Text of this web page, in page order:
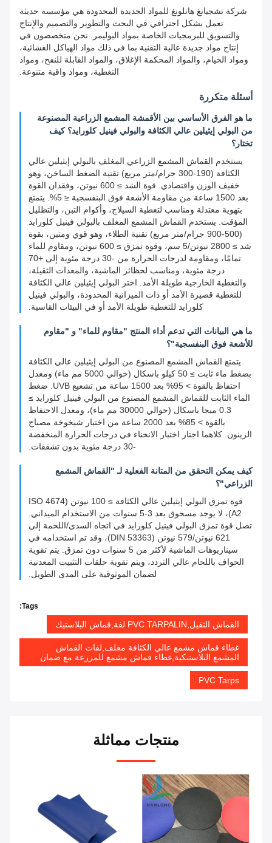
شركة تشجيانغ هانلونغ للمواد الجديدة المحدودة هي مؤسسة حديثة
تعمل بشكل احترافي في البحث والتطوير والتصميم والإنتاج
والتسويق للبرمجيات الخاصة بمواد البوليمر. نحن متخصصون في
إنتاج مواد جديدة عالية التقنية بما في ذلك مواد الهياكل الغشائية،
ومواد الخيام، والمواد المحكمة الإغلاق، والمواد القابلة للنفخ، ومواد
التغطية، ومواد واقية متنوعة.
أسئلة متكررة
ما هو الفرق الأساسي بين الأقمشة المشمع الزراعية المصنوعة
من البولي إيثيلين عالي الكثافة والبولي فينيل كلورايد؟ كيف
تختار؟
يستخدم القماش المشمع الزراعي المغلف بالبولي إيثيلين عالي
الكثافة (190-300 جرام/متر مربع) تقنية الضغط الساخن، وهو
خفيف الوزن واقتصادي. قوة الشد ≥ 600 نيوتن، وفقدان القوة
بعد 1500 ساعة من مقاومة الأشعة فوق البنفسجية ≤ 5%. يتمتع
بتهوية معتدلة ومناسب لتغطية السيلاج، وأكوام التبن، والتظليل
المؤقت. يستخدم القماش المشمع المغلف بالبولي فينيل كلورايد
(500-900 جرام/متر مربع) تقنية الطلاء، وهو قوي ومتين، بقوة
شد ≥ 2800 نيوتن/5 سم، وقوة تمزق ≥ 600 نيوتن، ومقاوم للماء
تمامًا، ومقاومة لدرجات الحرارة من -30 درجة مئوية إلى +70
درجة مئوية، ومناسب لحظائر الماشية، والمعدات الثقيلة،
والتغطية الخارجية طويلة الأمد. اختر البولي إيثيلين عالي الكثافة
للتغطية قصيرة الأمد أو ذات الميزانية المحدودة، والبولي فينيل
كلورايد للتغطية طويلة الأمد أو في البيئات القاسية.
ما هي البيانات التي تدعم أداء المنتج "مقاوم للماء" و "مقاوم
للأشعة فوق البنفسجية"؟
يتمتع القماش المشمع المصنوع من البولي إيثيلين عالي الكثافة
بضغط ماء ثابت ≥ 50 كيلو باسكال (حوالي 5000 مم ماء) ومعدل
احتفاظ بالقوة > 95% بعد 1500 ساعة من تشعيع UVB. ضغط
الماء الثابت للقماش المشمع المصنوع من البولي فينيل كلورايد ≥
0.3 ميجا باسكال (حوالي 30000 مم ماء)، ومعدل الاحتفاظ
بالقوة > 85% بعد 2000 ساعة من اختبار شيخوخة مصباح
الزينون. كلاهما اجتاز اختبار الانحناء في درجات الحرارة المنخفضة
-30 درجة مئوية بدون تشققات.
كيف يمكن التحقق من المتانة الفعلية لـ "القماش المشمع
الزراعي"؟
قوة تمزق البولي إيثيلين عالي الكثافة ≥ 100 نيوتن (ISO 4674
A2)، لا يوجد مسحوق بعد 3-5 سنوات من الاستخدام الميداني.
تصل قوة تمزق البولي فينيل كلورايد في اتجاه السدى/اللحمة إلى
621 نيوتن/579 نيوتن (DIN 53363)، وقد تم استخدامه في
سيناريوهات الماشية لأكثر من 5 سنوات دون تمزق. يتم تقوية
الحواف باللحام عالي التردد، ويتم تقوية حلقات التثبيت المعدنية
لضمان الموثوقية على المدى الطويل.
Tags:
القماش الثقيل,PVC TARPALIN لفة,قماش البلاستيك
غطاء قماش مشمع عالي الكثافة مغلف,لفات القماش
المشمع البلاستيكية,غطاء قماش مشمع للمزرعة مع ضمان
PVC Tarps
منتجات مماثلة